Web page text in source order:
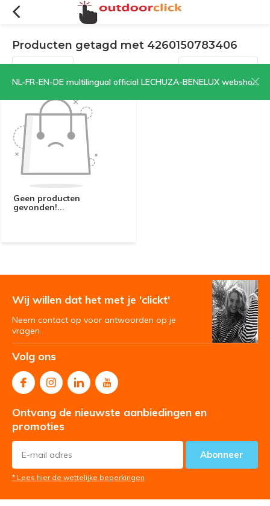
NL-FR-EN-DE multilingual official LECHUZA-BENELUX webshop | CLICK HERE NOW!
Producten getagd met 4260150783406
Filters Sorteren op:
Geen producten
gevonden!...
Wij willen dat het met je 'clickt'
Neem contact op voor antwoorden op je
vragen
Volg ons
Ontvang de nieuwste aanbiedingen en
promoties
Abonneer
* Lees hier de wettelijke beperkingen